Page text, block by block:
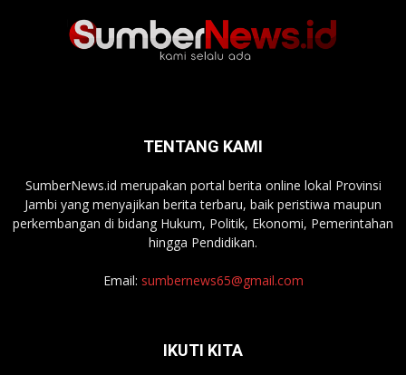
TENTANG KAMI
SumberNews.id merupakan portal berita online lokal Provinsi
Jambi yang menyajikan berita terbaru, baik peristiwa maupun
perkembangan di bidang Hukum, Politik, Ekonomi, Pemerintahan
hingga Pendidikan.
Email: sumbernews65@gmail.com
IKUTI KITA